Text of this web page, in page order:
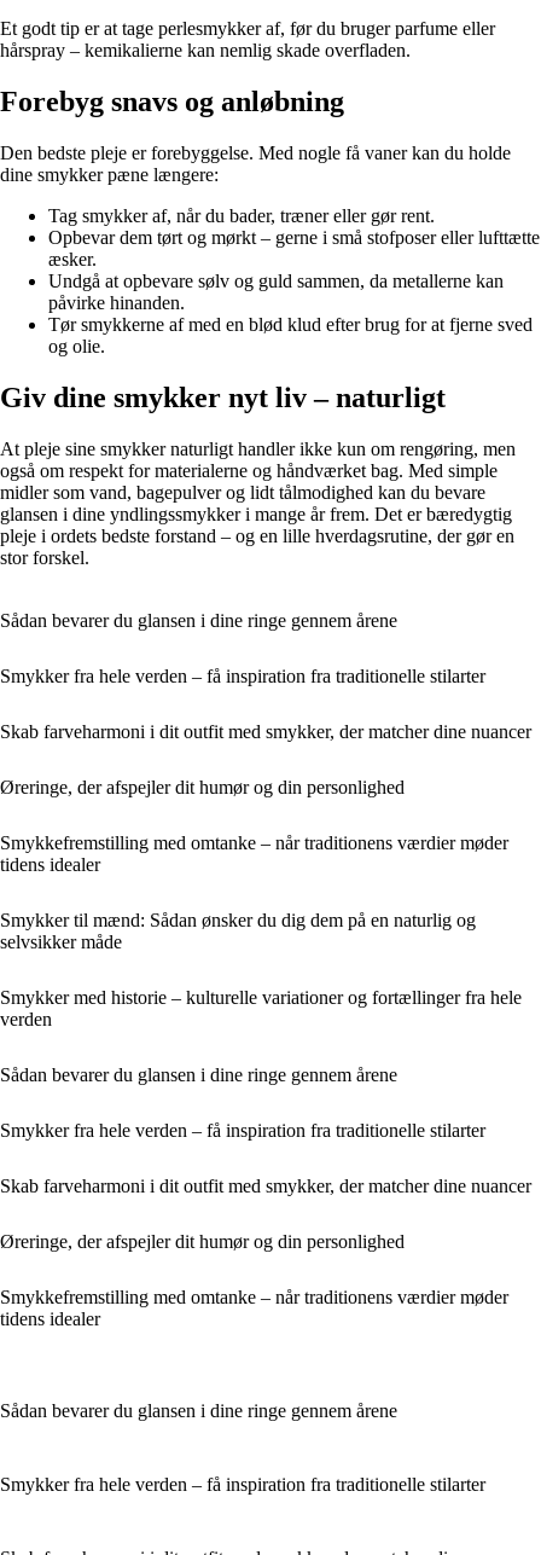
Et godt tip er at tage perlesmykker af, før du bruger parfume eller
hårspray – kemikalierne kan nemlig skade overfladen.
Forebyg snavs og anløbning
Den bedste pleje er forebyggelse. Med nogle få vaner kan du holde
dine smykker pæne længere:
Tag smykker af, når du bader, træner eller gør rent.
Opbevar dem tørt og mørkt – gerne i små stofposer eller lufttætte
æsker.
Undgå at opbevare sølv og guld sammen, da metallerne kan
påvirke hinanden.
Tør smykkerne af med en blød klud efter brug for at fjerne sved
og olie.
Giv dine smykker nyt liv – naturligt
At pleje sine smykker naturligt handler ikke kun om rengøring, men
også om respekt for materialerne og håndværket bag. Med simple
midler som vand, bagepulver og lidt tålmodighed kan du bevare
glansen i dine yndlingssmykker i mange år frem. Det er bæredygtig
pleje i ordets bedste forstand – og en lille hverdagsrutine, der gør en
stor forskel.
Sådan bevarer du glansen i dine ringe gennem årene
Smykker fra hele verden – få inspiration fra traditionelle stilarter
Skab farveharmoni i dit outfit med smykker, der matcher dine nuancer
Øreringe, der afspejler dit humør og din personlighed
Smykkefremstilling med omtanke – når traditionens værdier møder
tidens idealer
Smykker til mænd: Sådan ønsker du dig dem på en naturlig og
selvsikker måde
Smykker med historie – kulturelle variationer og fortællinger fra hele
verden
Sådan bevarer du glansen i dine ringe gennem årene
Smykker fra hele verden – få inspiration fra traditionelle stilarter
Skab farveharmoni i dit outfit med smykker, der matcher dine nuancer
Øreringe, der afspejler dit humør og din personlighed
Smykkefremstilling med omtanke – når traditionens værdier møder
tidens idealer
Sådan bevarer du glansen i dine ringe gennem årene
Smykker fra hele verden – få inspiration fra traditionelle stilarter